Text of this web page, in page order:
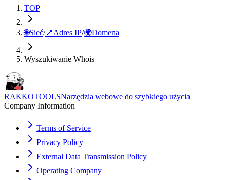
TOP
🌐Sieć/📍Adres IP/🌍Domena
Wyszukiwanie Whois
RAKKOTOOLSNarzędzia webowe do szybkiego użycia
Company Information
Terms of Service
Privacy Policy
External Data Transmission Policy
Operating Company